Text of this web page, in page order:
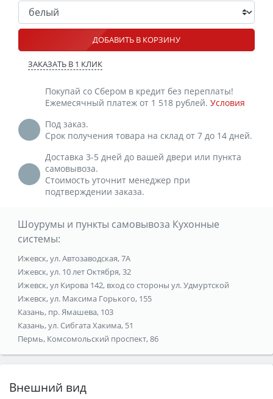
ДОБАВИТЬ В КОРЗИНУ
ЗАКАЗАТЬ В 1 КЛИК
Покупай со Сбером в кредит без переплаты!
Ежемесячный платеж от 1 518 рублей. Условия
Под заказ.
Срок получения товара на склад от 7 до 14 дней.
Доставка 3-5 дней до вашей двери или пункта
самовывоза.
Стоимость уточнит менеджер при
подтверждении заказа.
Шоурумы и пункты самовывоза Кухонные
системы:
Ижевск, ул. Автозаводская, 7А
Ижевск, ул. 10 лет Октября, 32
Ижевск, ул Кирова 142, вход со стороны ул. Удмуртской
Ижевск, ул. Максима Горького, 155
Казань, пр. Ямашева, 103
Казань, ул. Сибгата Хакима, 51
Пермь, Комсомольский проспект, 86
Внешний вид